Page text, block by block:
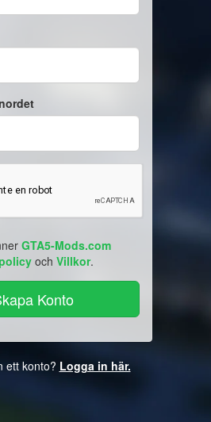
GTA5-Mods.com
och Villkor.
ett konto? Logga in här.